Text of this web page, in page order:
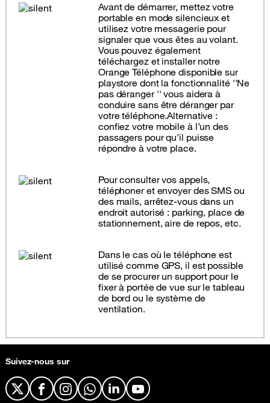
Avant de démarrer, mettez votre
portable en mode silencieux et
utilisez votre messagerie pour
signaler que vous êtes au volant.
Vous pouvez également
téléchargez et installer notre
Orange Téléphone disponible sur
playstore dont la fonctionnalité ''Ne
pas déranger '' vous aidera à
conduire sans être déranger par
votre téléphone.Alternative :
confiez votre mobile à l’un des
passagers pour qu’il puisse
répondre à votre place.
Pour consulter vos appels,
téléphoner et envoyer des SMS ou
des mails, arrêtez-vous dans un
endroit autorisé : parking, place de
stationnement, aire de repos, etc.
Dans le cas où le téléphone est
utilisé comme GPS, il est possible
de se procurer un support pour le
fixer à portée de vue sur le tableau
de bord ou le système de
ventilation.
Suivez-nous sur
X FacebookInstagramWhatsApp
LinkedInYouTube